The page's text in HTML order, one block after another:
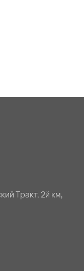
Тракт, 2й км,